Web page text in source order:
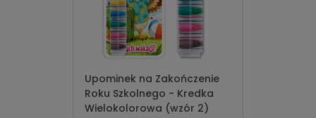
Upominek na Zakończenie
Roku Szkolnego - Kredka
Wielokolorowa (wzór 2)